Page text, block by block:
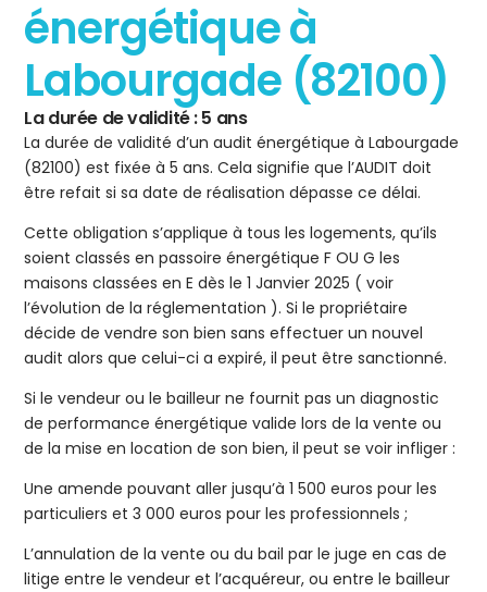
énergétique à
Labourgade (82100)
La durée de validité : 5 ans
La durée de validité d’un audit énergétique à Labourgade
(82100) est fixée à 5 ans. Cela signifie que l’AUDIT doit
être refait si sa date de réalisation dépasse ce délai.
Cette obligation s’applique à tous les logements, qu’ils
soient classés en passoire énergétique F OU G les
maisons classées en E dès le 1 Janvier 2025 ( voir
l’évolution de la réglementation ). Si le propriétaire
décide de vendre son bien sans effectuer un nouvel
audit alors que celui-ci a expiré, il peut être sanctionné.
Si le vendeur ou le bailleur ne fournit pas un diagnostic
de performance énergétique valide lors de la vente ou
de la mise en location de son bien, il peut se voir infliger :
Une amende pouvant aller jusqu’à 1 500 euros pour les
particuliers et 3 000 euros pour les professionnels ;
L’annulation de la vente ou du bail par le juge en cas de
litige entre le vendeur et l’acquéreur, ou entre le bailleur